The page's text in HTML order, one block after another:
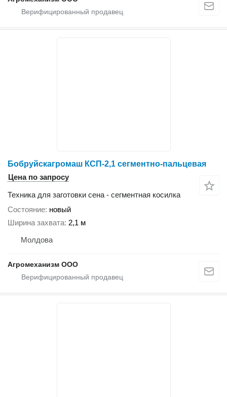
Бобруйскагромаш КСП-2,1 сегментно-пальцевая
Цена по запросу
Техника для заготовки сена - сегментная косилка
Состояние новый
Ширина захвата 2,1 м
Молдова
Агромеханизм ООО